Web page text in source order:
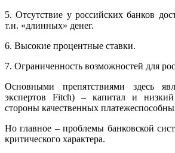
5. Отсутствие у российских банков
т.н. «длинных» денег.
6. Высокие процентные ставки.
7. Ограниченность возможностей для
Основными препятствиями здесь
экспертов Fitch) – капитал и
стороны качественных
Но главное – проблемы банковской
критического характера.